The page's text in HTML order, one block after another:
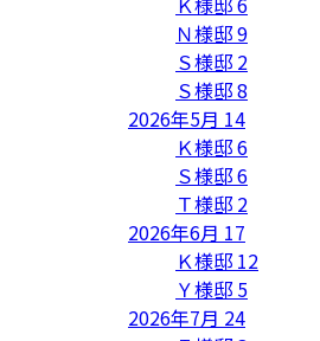
Ｎ様邸9
Ｓ様邸 2
Ｓ様邸8
2026年5月 14
Ｋ様邸6
Ｓ様邸6
Ｔ様邸 2
2026年6月 17
Ｋ様邸 12
Ｙ様邸 5
2026年7月 24